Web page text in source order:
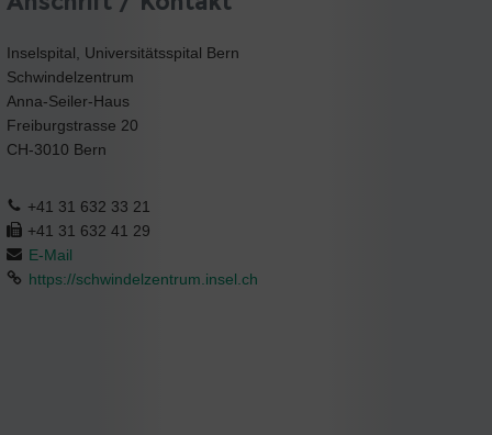
Inselspital, Universitätsspital Bern
Schwindelzentrum
Anna-Seiler-Haus
Freiburgstrasse 20
CH-3010 Bern
+41 31 632 33 21
+41 31 632 41 29
E-Mail
https://schwindelzentrum.insel.ch